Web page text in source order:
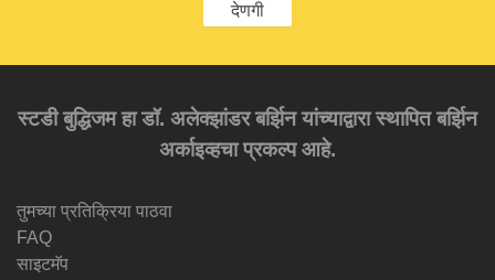
देणगी
स्टडी बुद्धिजम हा डॉ. अलेक्झांडर बर्झिन यांच्याद्वारा स्थापित बर्झिन
अर्काइव्हचा प्रकल्प आहे.
तुमच्या प्रतिक्रिया पाठवा
FAQ
साइटमॅप